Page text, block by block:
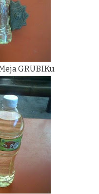
GRUBIKu